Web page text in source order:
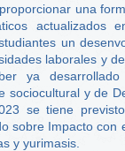
una
actualizados
un
laborales y
ya
sociocultural y de
se tiene
sobre Impacto con
y yurimasis.